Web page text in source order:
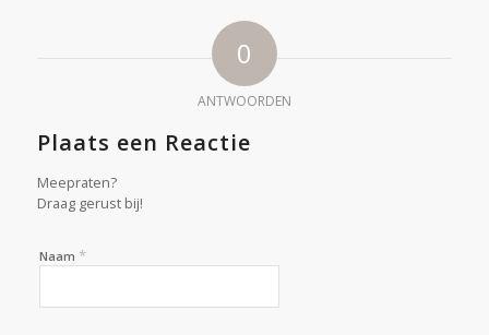
0
ANTWOORDEN
Plaats een Reactie
Meepraten?
Draag gerust bij!
Naam *